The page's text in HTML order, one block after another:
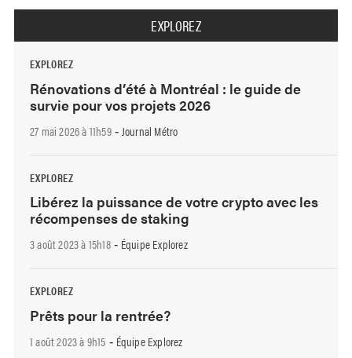
EXPLOREZ
EXPLOREZ
Rénovations d’été à Montréal : le guide de
survie pour vos projets 2026
27 mai 2026 à 11h59- Journal Métro
EXPLOREZ
Libérez la puissance de votre crypto avec les
récompenses de staking
3 août 2023 à 15h18- Équipe Explorez
EXPLOREZ
Prêts pour la rentrée?
1 août 2023 à 9h15 - Équipe Explorez